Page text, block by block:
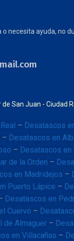
necesita ayuda, no
San Juan - Ciudad
– Desatascos
– Desatascos en
– Desatascos en
de la Orden –
en Madridejos –
Puerto Lápice –
Desatascos en
Cuervo –
de Almaguer –
en Villacañas –